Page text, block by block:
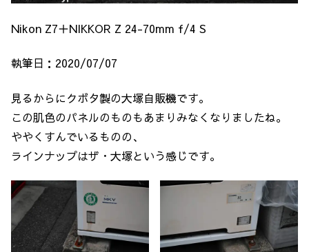
Nikon Z7＋NIKKOR Z 24-70mm f/4 S
執筆日：2020/07/07
見るからにクボタ製の大塚自販機です。
この肌色のパネルのものもあまりみなくなりましたね。
ややくすんでいるものの、
ラインナップはザ・大塚という感じです。